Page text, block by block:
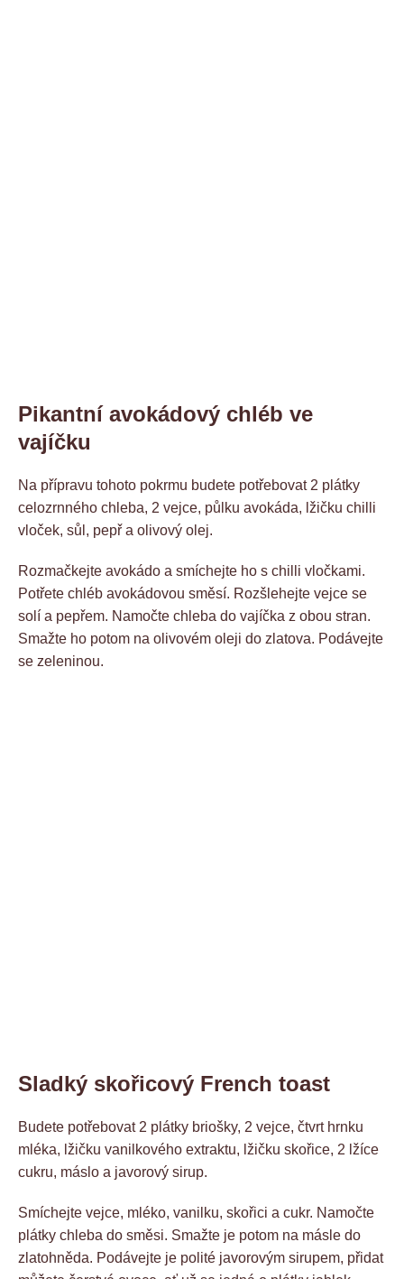
Pikantní avokádový chléb ve
vajíčku
Na přípravu tohoto pokrmu budete potřebovat 2 plátky
celozrnného chleba, 2 vejce, půlku avokáda, lžičku chilli
vloček, sůl, pepř a olivový olej.
Rozmačkejte avokádo a smíchejte ho s chilli vločkami.
Potřete chléb avokádovou směsí. Rozšlehejte vejce se
solí a pepřem. Namočte chleba do vajíčka z obou stran.
Smažte ho potom na olivovém oleji do zlatova. Podávejte
se zeleninou.
Sladký skořicový French toast
Budete potřebovat 2 plátky briošky, 2 vejce, čtvrt hrnku
mléka, lžičku vanilkového extraktu, lžičku skořice, 2 lžíce
cukru, máslo a javorový sirup.
Smíchejte vejce, mléko, vanilku, skořici a cukr. Namočte
plátky chleba do směsi. Smažte je potom na másle do
zlatohněda. Podávejte je polité javorovým sirupem, přidat